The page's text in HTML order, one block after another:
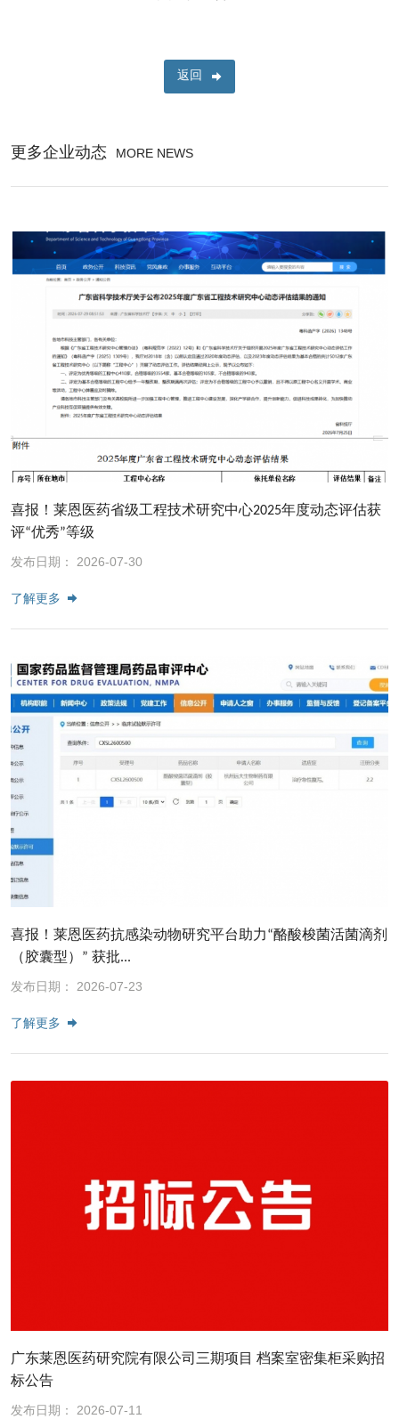
返回
更多企业动态 MORE NEWS
喜报！莱恩医药省级工程技术研究中心2025年度动态评估获
评“优秀”等级
发布日期： 2026-07-30
了解更多
喜报！莱恩医药抗感染动物研究平台助力“酪酸梭菌活菌滴剂
（胶囊型）” 获批...
发布日期： 2026-07-23
了解更多
广东莱恩医药研究院有限公司三期项目 档案室密集柜采购招
标公告
发布日期： 2026-07-11